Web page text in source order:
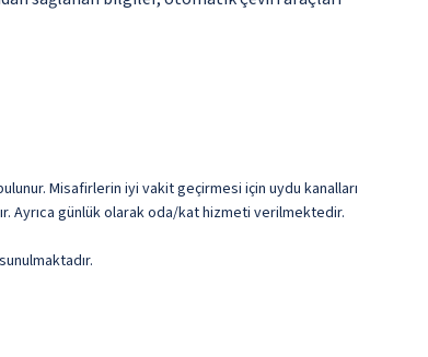
Misafirlerin iyi vakit geçirmesi için uydu kanalları
Ayrıca günlük olarak oda/kat hizmeti verilmektedir.